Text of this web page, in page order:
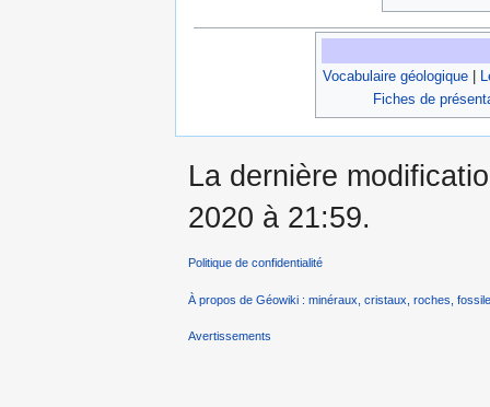
Vocabulaire géologique|
Fiches de
La dernière
2020 à 21:59.
Politique de confidentialité
À propos de Géowiki : minéraux, cristaux, roches,
Avertissements